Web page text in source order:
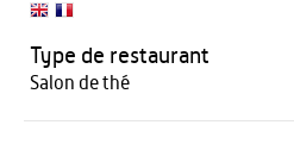
Type de restaurant
Salon de thé